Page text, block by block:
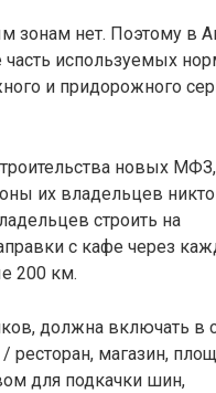
зонам нет. Поэтому в
используемых
и придорожного
новых МФЗ,
их владельцев
строить на
с кафе через
200 км.
должна включать в
ресторан, магазин,
для подкачки шин,